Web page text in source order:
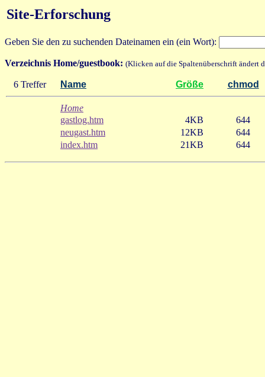
Site-Erforschung
Geben Sie den zu suchenden Dateinamen ein (ein Wort):
Verzeichnis Home/guestbook: (Klicken auf die Spaltenüberschrift ändert
6 Treffer Name Größe chmod
Home
gastlog.htm
4KB
644
neugast.htm
12KB
644
index.htm
21KB 644